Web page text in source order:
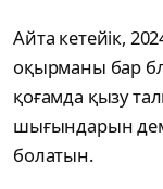
Айта кетейік,
оқырманы бар
қоғамда қызу
шығындарын
болатын.